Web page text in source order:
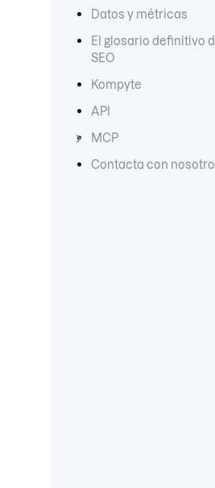
Datos y métricas
El glosario definitivo
SEO
Kompyte
API
MCP
Contacta con